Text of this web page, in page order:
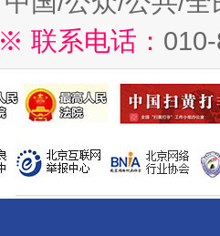
※ 联系电话：